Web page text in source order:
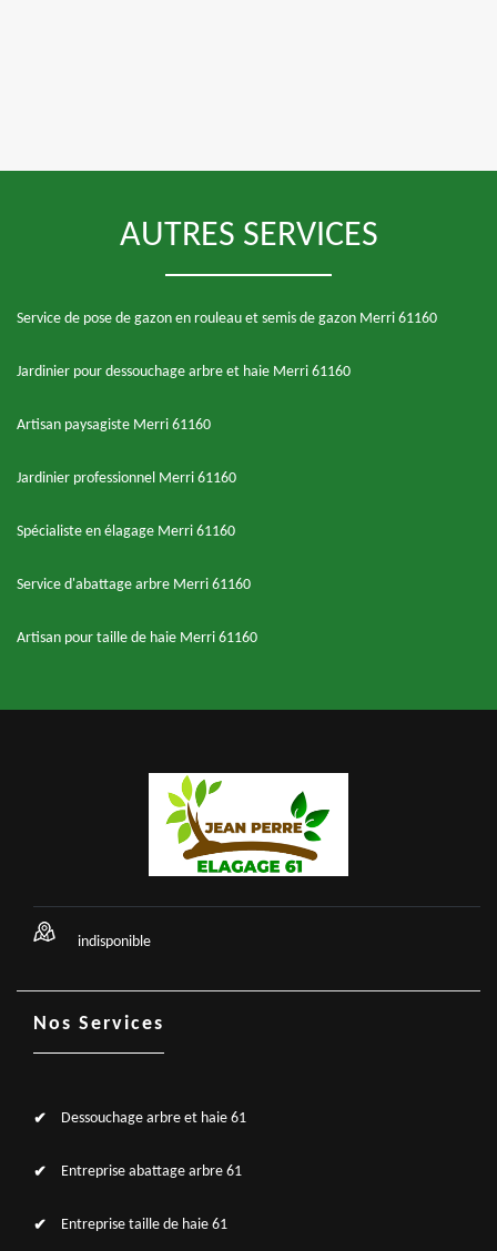
AUTRES SERVICES
Service de pose de gazon en rouleau et semis de gazon Merri 61160
Jardinier pour dessouchage arbre et haie Merri 61160
Artisan paysagiste Merri 61160
Jardinier professionnel Merri 61160
Spécialiste en élagage Merri 61160
Service d'abattage arbre Merri 61160
Artisan pour taille de haie Merri 61160
indisponible
Nos Services
Dessouchage arbre et haie 61
Entreprise abattage arbre 61
Entreprise taille de haie 61